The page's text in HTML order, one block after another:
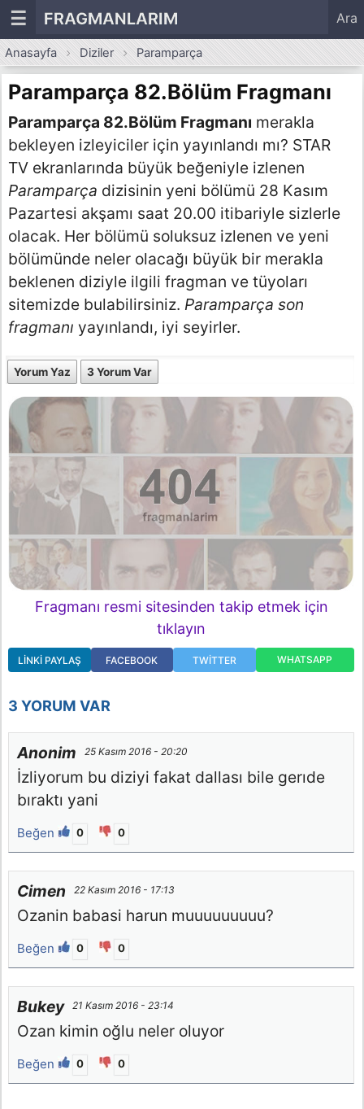
☰ FRAGMANLARIM Ara
Anasayfa Diziler Paramparça
Paramparça 82.Bölüm Fragmanı
Paramparça 82.Bölüm Fragmanı merakla
bekleyen izleyiciler için yayınlandı mı? STAR
TV ekranlarında büyük beğeniyle izlenen
Paramparça dizisinin yeni bölümü 28 Kasım
Pazartesi akşamı saat 20.00 itibariyle sizlerle
olacak. Her bölümü soluksuz izlenen ve yeni
bölümünde neler olacağı büyük bir merakla
beklenen diziyle ilgili fragman ve tüyoları
sitemizde bulabilirsiniz. Paramparça son
fragmanı yayınlandı, iyi seyirler.
Yorum Yaz 3 Yorum Var
Fragmanı resmi sitesinden takip etmek için
tıklayın
LINKI PAYLAŞ FACEBOOK TWITTER WHATSAPP
3 YORUM VAR
Anonim 25 Kasım 2016 - 20:20
İzliyorum bu diziyi fakat dallası bile gerıde
bıraktı yani
Beğen 0 0
Cimen 22 Kasım 2016 - 17:13
Ozanin babasi harun muuuuuuuuu?
Beğen 0 0
Bukey 21 Kasım 2016 - 23:14
Ozan kimin oğlu neler oluyor
Beğen 0 0